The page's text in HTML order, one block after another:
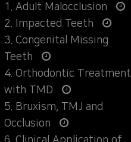
1. Adult Malocclusion
2. Impacted Teeth
3. Congenital Missing
Teeth
4. Orthodontic Treatment
with TMD
5. Bruxism, TMJ and
Occlusion